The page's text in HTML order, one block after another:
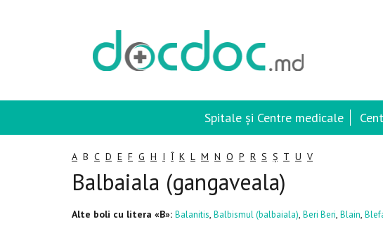
Spitale și Centre medicale
A B C D E F G H I Î K L M N O P R S Ș T U V
Balbaiala (gangaveala)
Alte boli cu litera «B»: Balanitis, Balbismul (balbaiala), Beri Beri, Blain,